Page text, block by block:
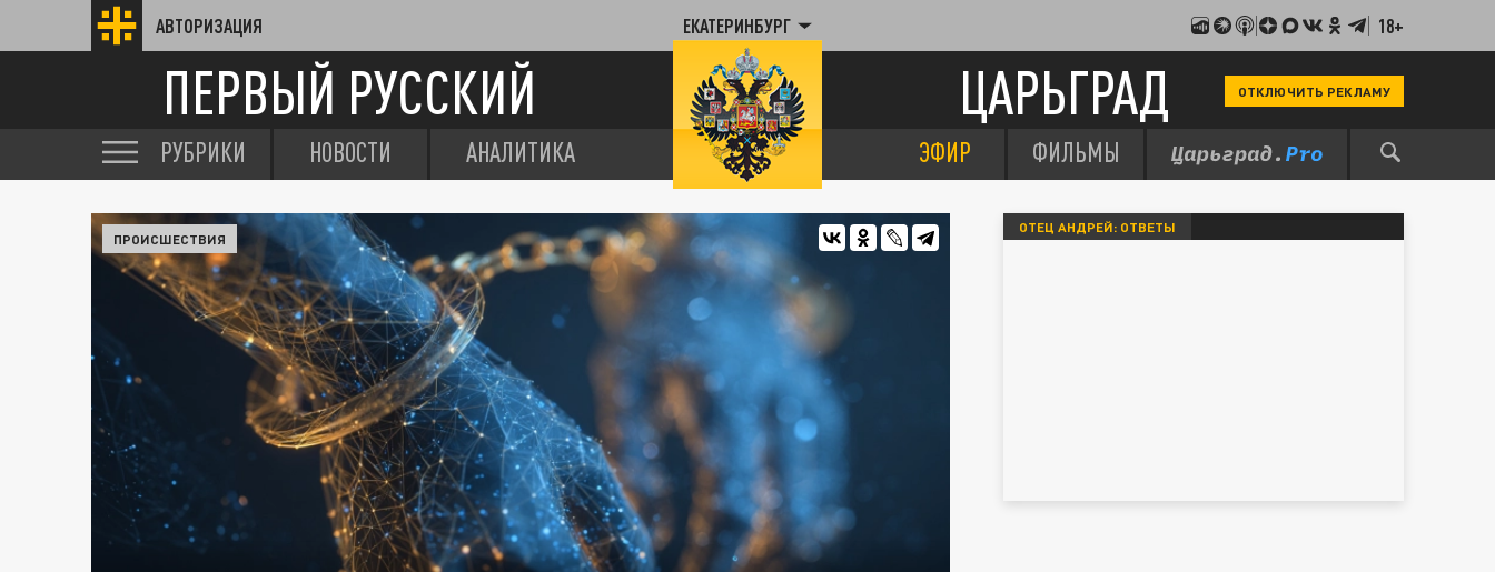
АВТОРИЗАЦИЯ ЕКАТЕРИНБУРГ 18+
ПЕРВЫЙ РУССКИЙ ЦАРЬГРАД ОТКЛЮЧИТЬ РЕКЛАМУ
РУБРИКИ НОВОСТИ АНАЛИТИКА ЭФИР ФИЛЬМЫ
ПРОИСШЕСТВИЯ
ОТЕЦ АНДРЕЙ: ОТВЕТЫ